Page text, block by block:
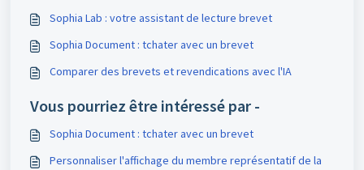
Sophia Lab : votre assistant de lecture brevet
Sophia Document : tchater avec un brevet
Comparer des brevets et revendications avec l'IA
Vous pourriez être intéressé par -
Sophia Document : tchater avec un brevet
Personnaliser l'affichage du membre représentatif de la